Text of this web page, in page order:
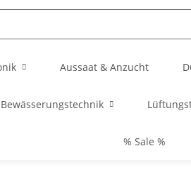
Aussaat & Anzucht
Bewässerungstechnik
% Sale %